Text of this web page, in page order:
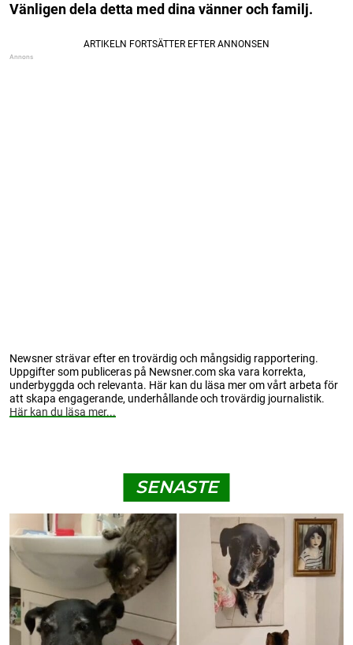
Vänligen dela detta med dina vänner och familj.
Newsner strävar efter en trovärdig och mångsidig rapportering.
Uppgifter som publiceras på Newsner.com ska vara korrekta,
underbyggda och relevanta. Här kan du läsa mer om vårt arbeta för
att skapa engagerande, underhållande och trovärdig journalistik.
Här kan du läsa mer...
SENASTE